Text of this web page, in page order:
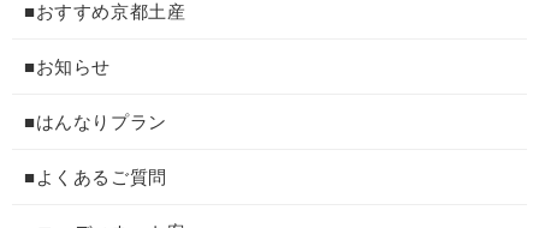
■おすすめ京都土産
■お知らせ
■はんなりプラン
■よくあるご質問